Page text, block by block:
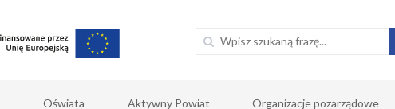
Oświata Aktywny Powiat Organizacje pozarządowe